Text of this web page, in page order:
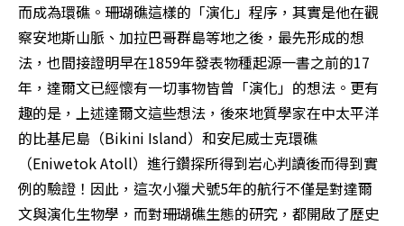
而成為環礁。珊瑚礁這樣的「演化」程序，其實是他在觀
察安地斯山脈、加拉巴哥群島等地之後，最先形成的想
法，也間接證明早在1859年發表物種起源一書之前的17
年，達爾文已經懷有一切事物皆曾「演化」的想法。更有
趣的是，上述達爾文這些想法，後來地質學家在中太平洋
的比基尼島（Bikini Island）和安尼威士克環礁
（Eniwetok Atoll）進行鑽探所得到岩心判讀後而得到實
例的驗證！因此，這次小獵犬號5年的航行不僅是對達爾
文與演化生物學，而對珊瑚礁生態的研究，都開啟了歷史